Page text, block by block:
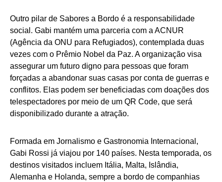
Outro pilar de Sabores a Bordo é a responsabilidade
social. Gabi mantém uma parceria com a ACNUR
(Agência da ONU para Refugiados), contemplada duas
vezes com o Prêmio Nobel da Paz. A organização visa
assegurar um futuro digno para pessoas que foram
forçadas a abandonar suas casas por conta de guerras e
conflitos. Elas podem ser beneficiadas com doações dos
telespectadores por meio de um QR Code, que será
disponibilizado durante a atração.
Formada em Jornalismo e Gastronomia Internacional,
Gabi Rossi já viajou por 140 países. Nesta temporada, os
destinos visitados incluem Itália, Malta, Islândia,
Alemanha e Holanda, sempre a bordo de companhias